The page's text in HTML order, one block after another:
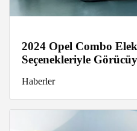
2024 Opel Combo
Seçenekleriyle
Haberler